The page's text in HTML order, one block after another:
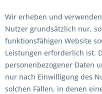
Wir erheben und
Nutzer grundsätzlich nur,
funktionsfähigen Website
Leistungen erforderlich ist.
personenbezogener Daten
nur nach Einwilligung des
solchen Fällen, in denen